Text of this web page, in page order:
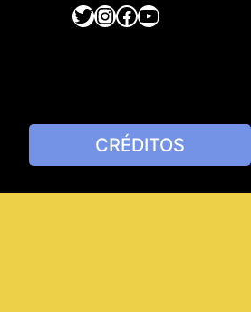
Twitter
Instagram
Facebook
YouTube
CRÉDITOS